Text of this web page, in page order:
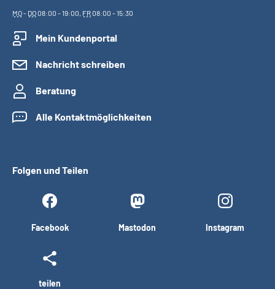
MO- DO08:00 - 19:00, FR08:00 - 15:30
Mein Kundenportal
Nachricht schreiben
Beratung
Alle Kontaktmöglichkeiten
Folgen und Teilen
Facebook Mastodon Instagram
teilen